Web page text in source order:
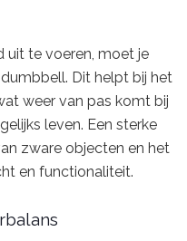
uit te voeren, moet je
Dit helpt bij het
weer van pas komt bij
leven. Een sterke
zware objecten en het
en functionaliteit.